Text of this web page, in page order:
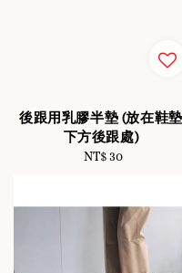
後跟用乳膠半墊 (放在鞋墊
下方後跟處)
Regular
NT$ 30